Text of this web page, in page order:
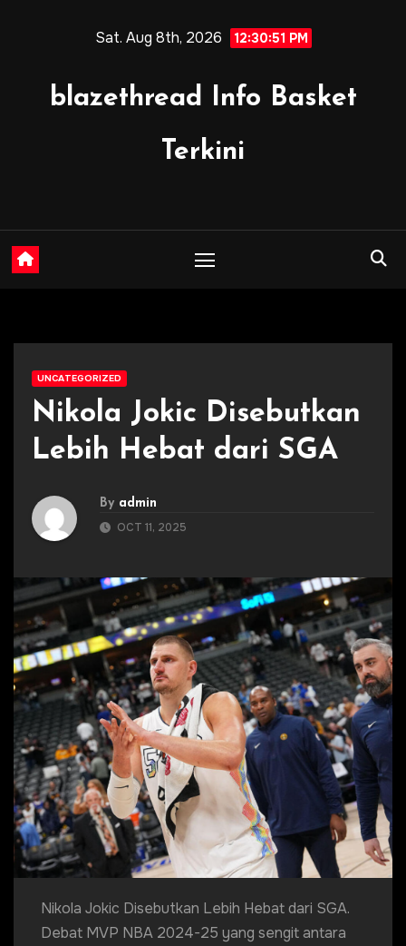
Sat. Aug 8th, 2026 12:30:52 PM
blazethread Info Basket
Terkini
UNCATEGORIZED
Nikola Jokic Disebutkan
Lebih Hebat dari SGA
By admin
OCT 11, 2025
Nikola Jokic Disebutkan Lebih Hebat dari SGA.
Debat MVP NBA 2024-25 yang sengit antara